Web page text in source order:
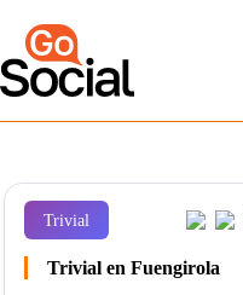
contenido
Trivial
Trivial en Fuengirola